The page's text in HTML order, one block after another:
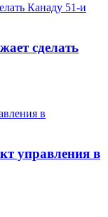
сделать
управления в